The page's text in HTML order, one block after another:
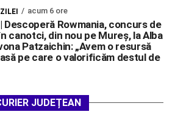
acum 6 ore
Descoperă Rowmania, concurs de
canotci, din nou pe Mureș, la Alba
Patzaichin: „Avem o resursă
pe care o valorificăm destul de
JUDEȚEAN